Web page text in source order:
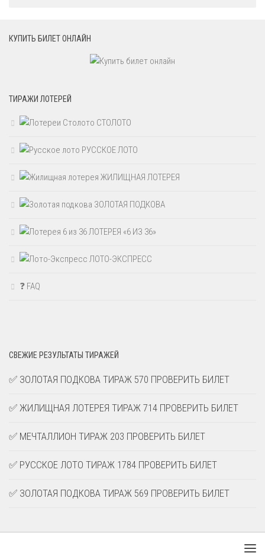
КУПИТЬ БИЛЕТ ОНЛАЙН
ТИРАЖИ ЛОТЕРЕЙ
СТОЛОТО
РУССКОЕ ЛОТО
ЖИЛИЩНАЯ ЛОТЕРЕЯ
ЗОЛОТАЯ ПОДКОВА
ЛОТЕРЕЯ «6 ИЗ 36»
ЛОТО-ЭКСПРЕСС
❓ FAQ
СВЕЖИЕ РЕЗУЛЬТАТЫ ТИРАЖЕЙ
✅ ЗОЛОТАЯ ПОДКОВА ТИРАЖ 570 ПРОВЕРИТЬ БИЛЕТ
✅ ЖИЛИЩНАЯ ЛОТЕРЕЯ ТИРАЖ 714 ПРОВЕРИТЬ БИЛЕТ
✅ МЕЧТАЛЛИОН ТИРАЖ 203 ПРОВЕРИТЬ БИЛЕТ
✅ РУССКОЕ ЛОТО ТИРАЖ 1784 ПРОВЕРИТЬ БИЛЕТ
✅ ЗОЛОТАЯ ПОДКОВА ТИРАЖ 569 ПРОВЕРИТЬ БИЛЕТ